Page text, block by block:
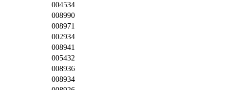
004534
008990
008971
002934
008941
005432
008936
008934